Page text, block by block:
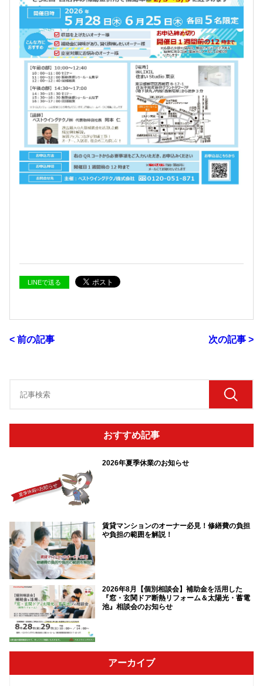
LINEで送る
< 前の記事 次の記事 >
おすすめ記事
2026年夏季休業のお知らせ
賃貸マンションのオーナー必見！修繕費の負担
や負担の範囲を解説！
2026年8月【個別相談会】補助金を活用した
『窓・玄関ドア断熱リフォーム＆太陽光・蓄電
池』相談会のお知らせ
アーカイブ